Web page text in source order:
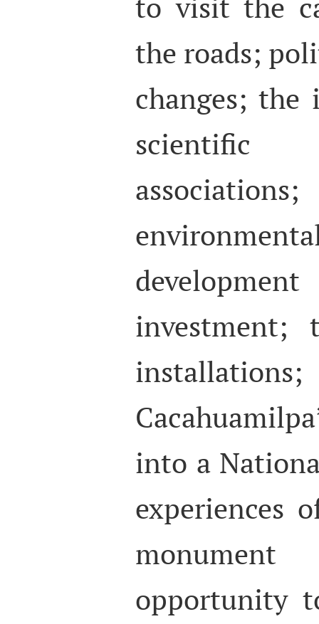
the roads;
changes;
investment;
into a
experiences
opportunity